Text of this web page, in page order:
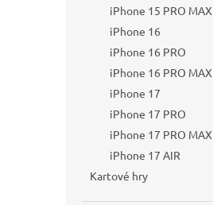
iPhone 15 PRO MAX
iPhone 16
iPhone 16 PRO
iPhone 16 PRO MAX
iPhone 17
iPhone 17 PRO
iPhone 17 PRO MAX
iPhone 17 AIR
Kartové hry